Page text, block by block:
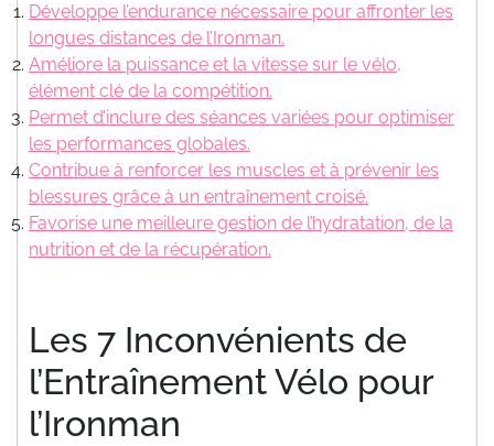
Développe l’endurance nécessaire pour affronter les
longues distances de l’Ironman.
Améliore la puissance et la vitesse sur le vélo,
élément clé de la compétition.
Permet d’inclure des séances variées pour optimiser
les performances globales.
Contribue à renforcer les muscles et à prévenir les
blessures grâce à un entraînement croisé.
Favorise une meilleure gestion de l’hydratation, de la
nutrition et de la récupération.
Les 7 Inconvénients de
l’Entraînement Vélo pour
l’Ironman